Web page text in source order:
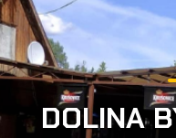
DOLINA